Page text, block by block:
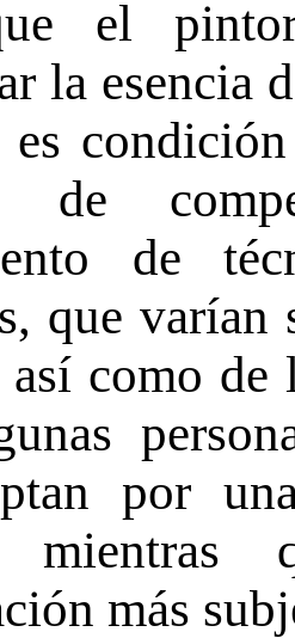
el
la esencia
es
de
de
que
así como de
por
mientras
más